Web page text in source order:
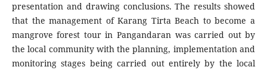
presentation and drawing conclusions. The results showed
that the management of Karang Tirta Beach to become a
mangrove forest tour in Pangandaran was carried out by
the local community with the planning, implementation and
monitoring stages being carried out entirely by the local